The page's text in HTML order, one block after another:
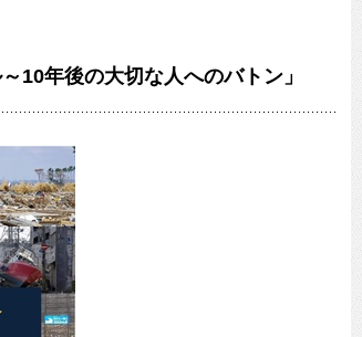
年後の大切な人へのバトン」